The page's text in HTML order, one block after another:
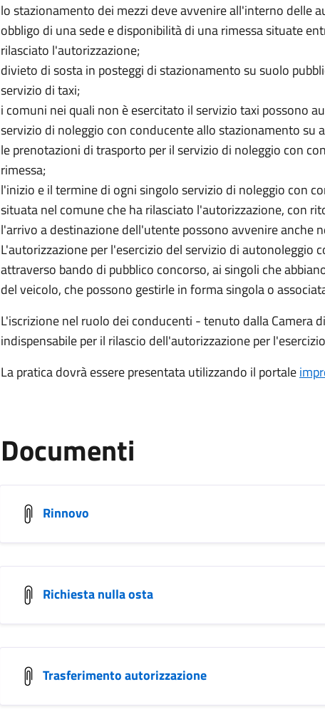
lo stazionamento dei mezzi deve avvenire all'interno delle
obbligo di una sede e disponibilità di una rimessa situate
rilasciato l'autorizzazione;
divieto di sosta in posteggi di stazionamento su suolo
servizio di taxi;
i comuni nei quali non è esercitato il servizio taxi possono
servizio di noleggio con conducente allo stazionamento su
le prenotazioni di trasporto per il servizio di noleggio con
rimessa;
l'inizio e il termine di ogni singolo servizio di noleggio con
situata nel comune che ha rilasciato l'autorizzazione, con
l'arrivo a destinazione dell'utente possono avvenire anche
L'autorizzazione per l'esercizio del servizio di autonoleggio
attraverso bando di pubblico concorso, ai singoli che
del veicolo, che possono gestirle in forma singola o
L'iscrizione nel ruolo dei conducenti - tenuto dalla Camera
indispensabile per il rilascio dell'autorizzazione per
La pratica dovrà essere presentata utilizzando il portale
Documenti
Rinnovo
Richiesta nulla osta
Trasferimento autorizzazione